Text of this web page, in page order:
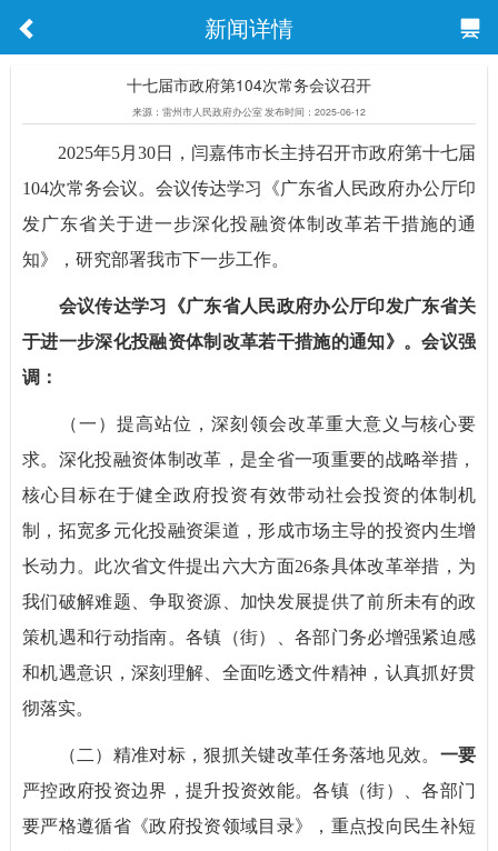
新闻详情
十七届市政府第104次常务会议召开
来源：雷州市人民政府办公室 发布时间：2025-06-12
2025年5月30日，闫嘉伟市长主持召开市政府第十七届
104次常务会议。会议传达学习《广东省人民政府办公厅印
发广东省关于进一步深化投融资体制改革若干措施的通
知》，研究部署我市下一步工作。
会议传达学习《广东省人民政府办公厅印发广东省关
于进一步深化投融资体制改革若干措施的通知》。会议强
调：
（一）提高站位，深刻领会改革重大意义与核心要
求。深化投融资体制改革，是全省一项重要的战略举措，
核心目标在于健全政府投资有效带动社会投资的体制机
制，拓宽多元化投融资渠道，形成市场主导的投资内生增
长动力。此次省文件提出六大方面26条具体改革举措，为
我们破解难题、争取资源、加快发展提供了前所未有的政
策机遇和行动指南。各镇（街）、各部门务必增强紧迫感
和机遇意识，深刻理解、全面吃透文件精神，认真抓好贯
彻落实。
（二）精准对标，狠抓关键改革任务落地见效。 一要
严控政府投资边界，提升投资效能。各镇（街）、各部门
要严格遵循省《政府投资领域目录》，重点投向民生补短